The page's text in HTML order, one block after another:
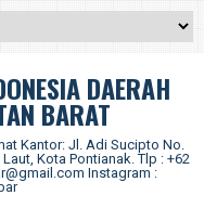
DAERAH
BARAT
Kantor: Jl. Adi Sucipto No.
Kota Pontianak. Tlp : +62
Instagram :